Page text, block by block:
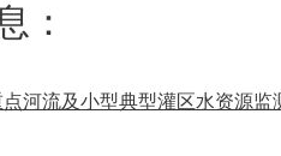
：
河流及小型典型灌区水资源监